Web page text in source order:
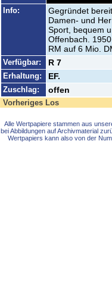
Info:
Gegründet
Damen- und
Sport, bequem
Offenbach.
RM auf 6 Mio.
Verfügbar: R 7
Erhaltung: EF.
Zuschlag: offen
Vorheriges Los
Alle Wertpapiere stammen aus
bei Abbildungen auf Archivmaterial
Wertpapiers kann also von der